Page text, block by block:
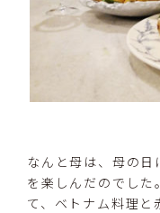
なんと母は、母の日
を楽しんだのでした
て、ベトナム料理と